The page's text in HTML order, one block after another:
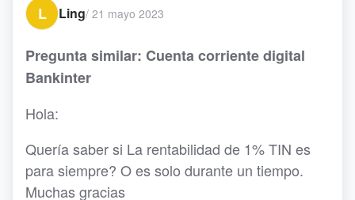
L Ling/ 21 mayo 2023
Pregunta similar: Cuenta corriente digital
Bankinter
Hola:
Quería saber si La rentabilidad de 1% TIN es
para siempre? O es solo durante un tiempo.
Muchas gracias